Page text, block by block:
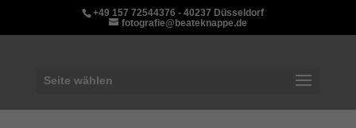
+49 157 72544376 - 40237 Düsseldorf
fotografie@beateknappe.de
Seite wählen